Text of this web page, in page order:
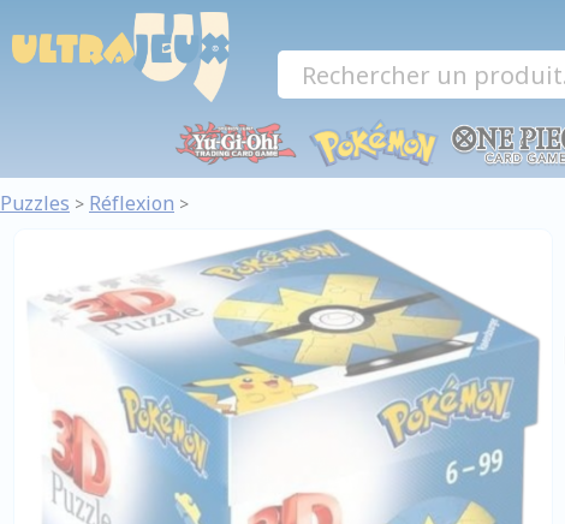
Puzzles > Réflexion >
Panneau de gestion des cookies